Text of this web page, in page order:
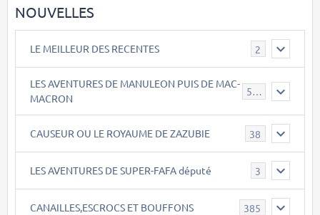
NOUVELLES
LE MEILLEUR DES RECENTES 2
LES AVENTURES DE MANULEON PUIS DE MAC-
MACRON
543
CAUSEUR OU LE ROYAUME DE ZAZUBIE 38
LES AVENTURES DE SUPER-FAFA député 3
CANAILLES,ESCROCS ET BOUFFONS 385